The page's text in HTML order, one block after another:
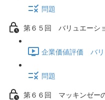
問題
第６５回 バリュエーシ
企業価値評価 バリ
問題
第６６回 マッキンゼー